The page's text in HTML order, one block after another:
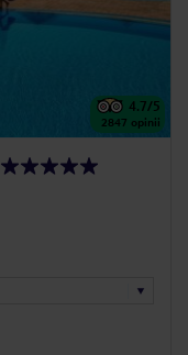
4.7/5
2847 opinii